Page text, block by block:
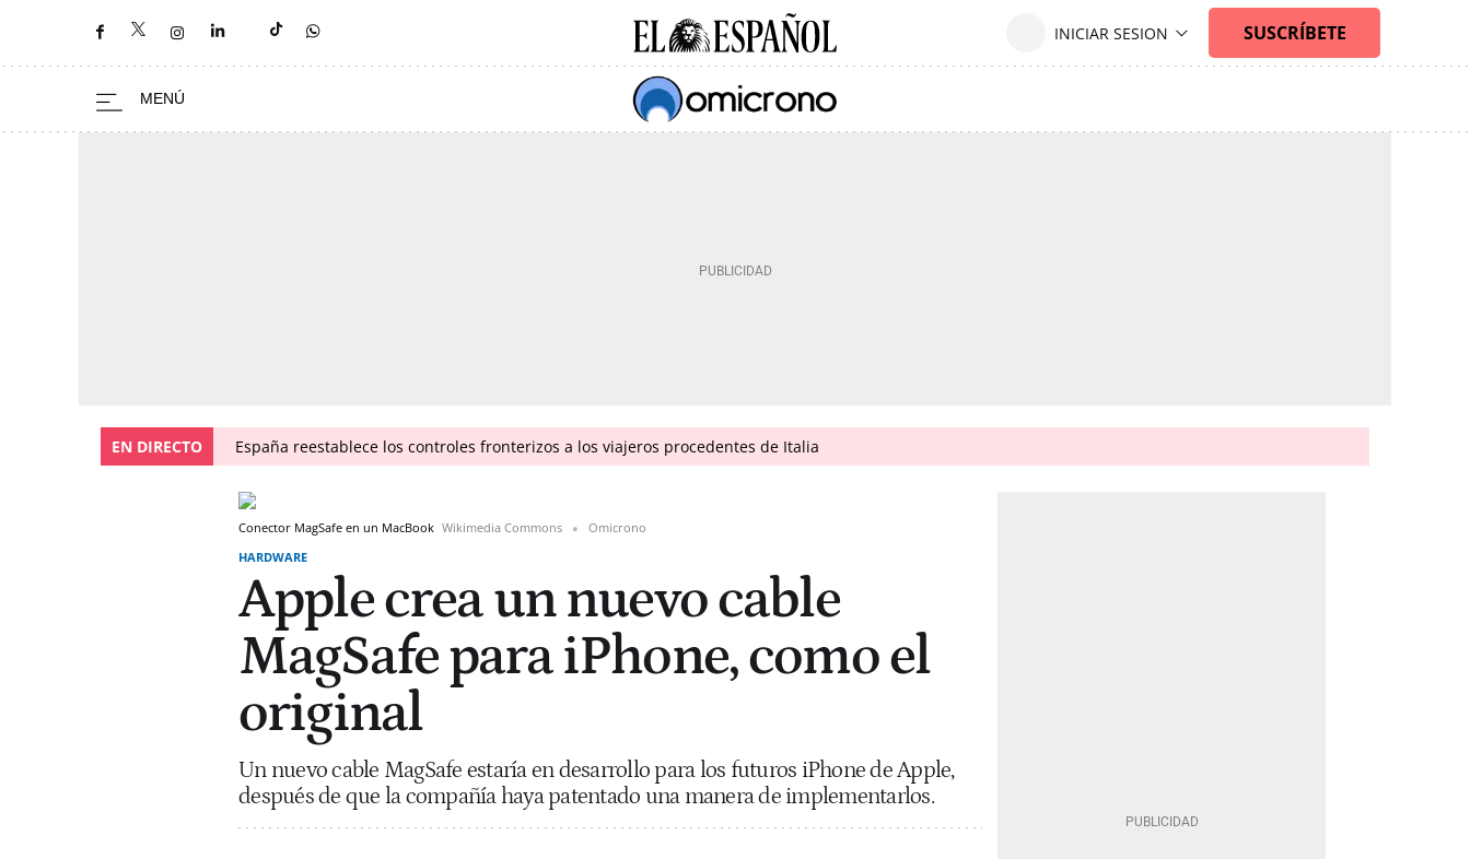
EN DIRECTO España reestablece los controles fronterizos a los viajeros procedentes de Italia
Conector MagSafe en un MacBook Wikimedia Commons
Omicrono
HARDWARE
Apple crea un nuevo cable
MagSafe para iPhone, como el
original
Un nuevo cable MagSafe estaría en desarrollo para los futuros iPhone de Apple,
después de que la compañía haya patentado una manera de implementarlos.